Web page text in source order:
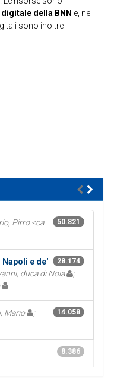
della BNN e, nel
sono inoltre
50.821
Pirro <ca.
28.174
e de'
duca di Noia
;
14.058
Mario
;
8.386